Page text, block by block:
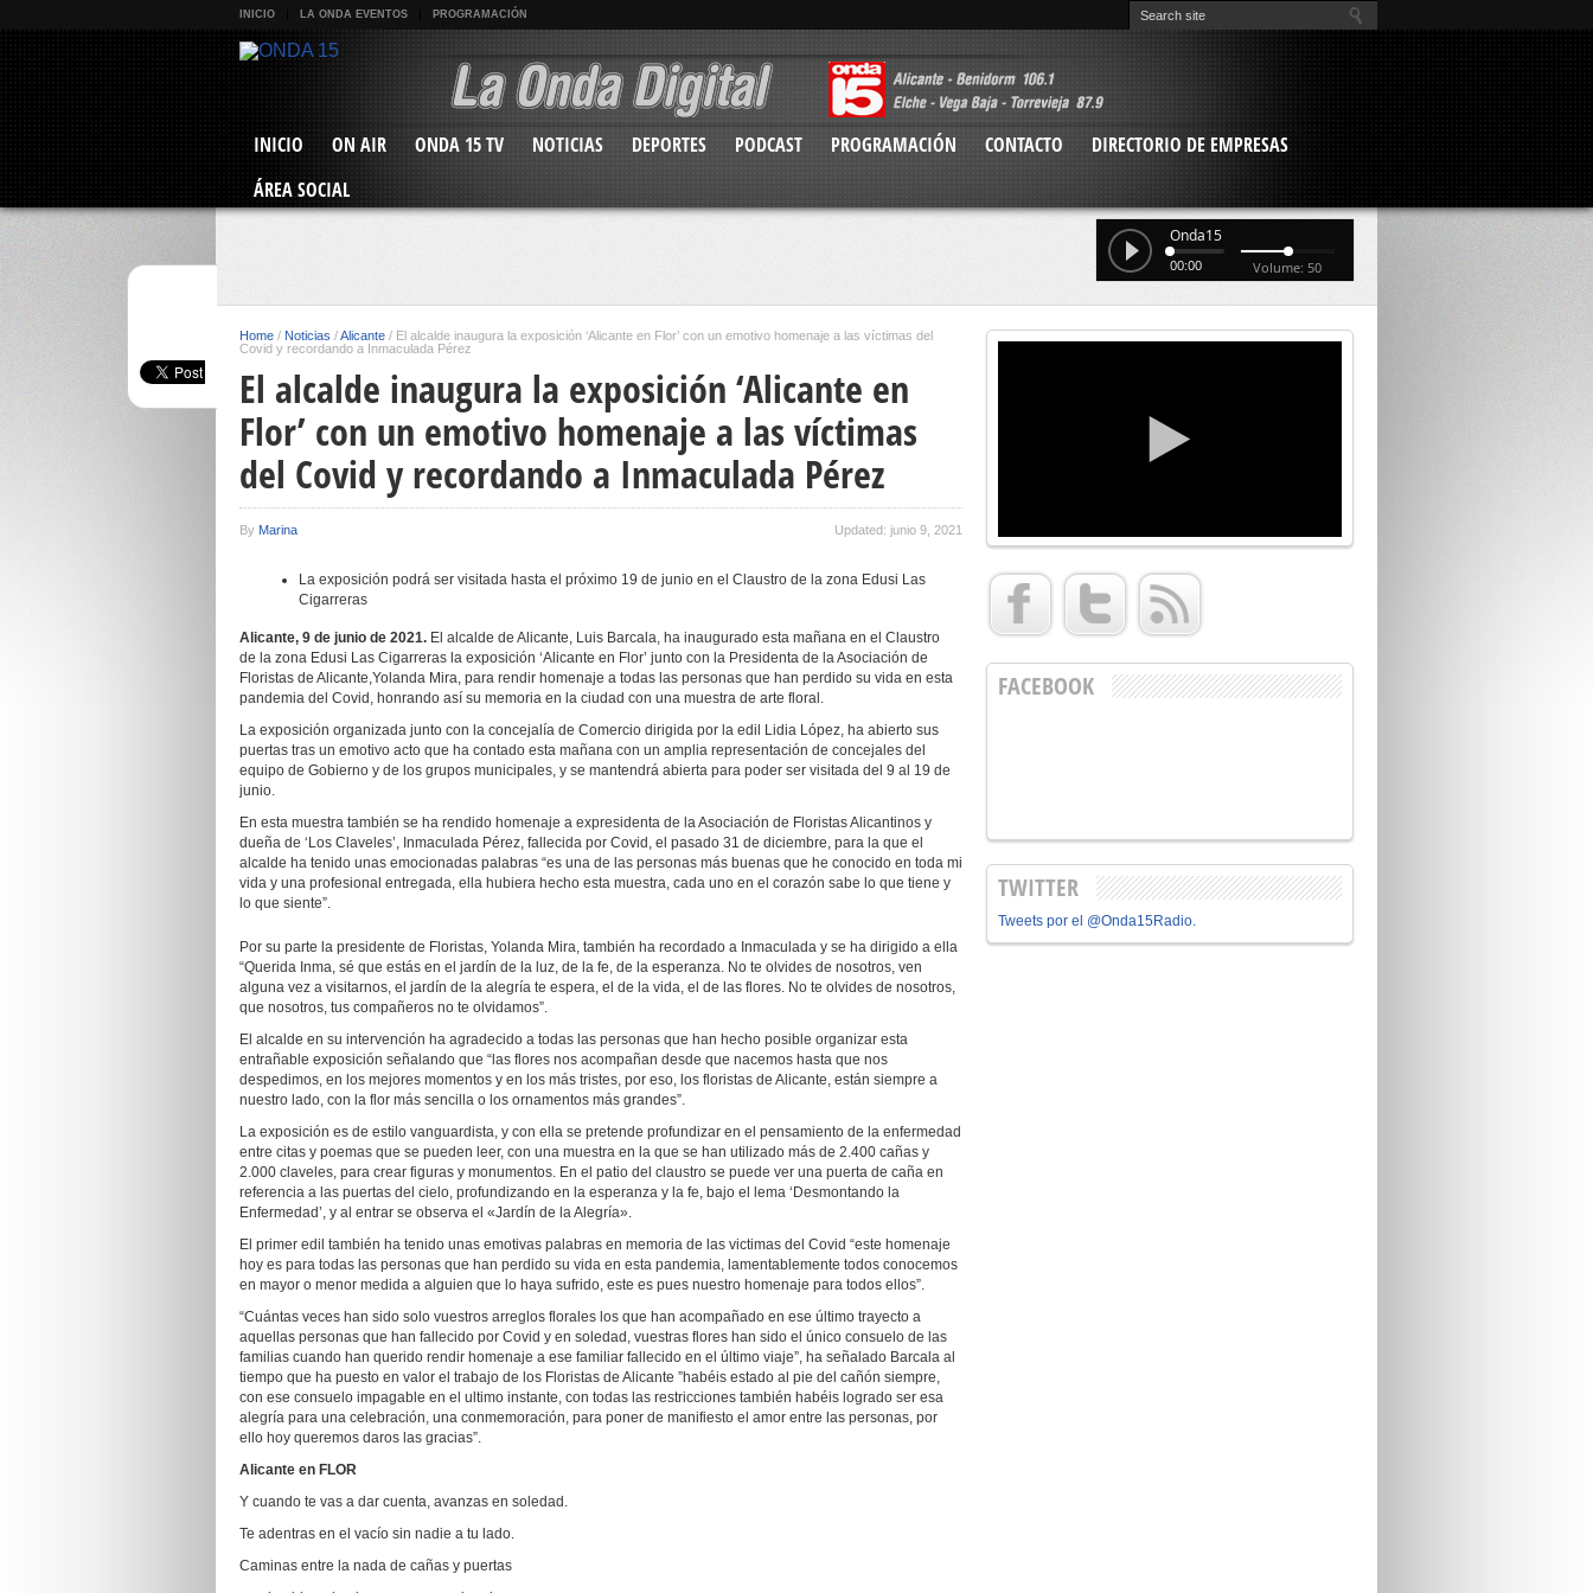
INICIO LA ONDA EVENTOS PROGRAMACIÓN
INICIO ON AIR ONDA 15 TV NOTICIAS DEPORTES PODCAST PROGRAMACIÓN CONTACTO
DIRECTORIO DE EMPRESAS
ÁREA SOCIAL
Onda15
00:00 Volume: 50
Home / Noticias /Alicante / El alcalde inaugura la exposición ‘Alicante en Flor’ con un emotivo homenaje a las víctimas del
Covid y recordando a Inmaculada Pérez
El alcalde inaugura la exposición ‘Alicante en
Flor’ con un emotivo homenaje a las víctimas
del Covid y recordando a Inmaculada Pérez
By Marina Updated: junio 9, 2021
La exposición podrá ser visitada hasta el próximo 19 de junio en el Claustro de la zona Edusi Las
Cigarreras
Alicante, 9 de junio de 2021. El alcalde de Alicante, Luis Barcala, ha inaugurado esta mañana en el Claustro
de la zona Edusi Las Cigarreras la exposición ‘Alicante en Flor’ junto con la Presidenta de la Asociación de
Floristas de Alicante,Yolanda Mira, para rendir homenaje a todas las personas que han perdido su vida en esta
pandemia del Covid, honrando así su memoria en la ciudad con una muestra de arte floral.
La exposición organizada junto con la concejalía de Comercio dirigida por la edil Lidia López, ha abierto sus
puertas tras un emotivo acto que ha contado esta mañana con un amplia representación de concejales del
equipo de Gobierno y de los grupos municipales, y se mantendrá abierta para poder ser visitada del 9 al 19 de
junio.
En esta muestra también se ha rendido homenaje a expresidenta de la Asociación de Floristas Alicantinos y
dueña de ‘Los Claveles’, Inmaculada Pérez, fallecida por Covid, el pasado 31 de diciembre, para la que el
alcalde ha tenido unas emocionadas palabras “es una de las personas más buenas que he conocido en toda mi
vida y una profesional entregada, ella hubiera hecho esta muestra, cada uno en el corazón sabe lo que tiene y
lo que siente”.
Por su parte la presidente de Floristas, Yolanda Mira, también ha recordado a Inmaculada y se ha dirigido a ella
“Querida Inma, sé que estás en el jardín de la luz, de la fe, de la esperanza. No te olvides de nosotros, ven
alguna vez a visitarnos, el jardín de la alegría te espera, el de la vida, el de las flores. No te olvides de nosotros,
que nosotros, tus compañeros no te olvidamos”.
El alcalde en su intervención ha agradecido a todas las personas que han hecho posible organizar esta
entrañable exposición señalando que “las flores nos acompañan desde que nacemos hasta que nos
despedimos, en los mejores momentos y en los más tristes, por eso, los floristas de Alicante, están siempre a
nuestro lado, con la flor más sencilla o los ornamentos más grandes”.
La exposición es de estilo vanguardista, y con ella se pretende profundizar en el pensamiento de la enfermedad
entre citas y poemas que se pueden leer, con una muestra en la que se han utilizado más de 2.400 cañas y
2.000 claveles, para crear figuras y monumentos. En el patio del claustro se puede ver una puerta de caña en
referencia a las puertas del cielo, profundizando en la esperanza y la fe, bajo el lema ‘Desmontando la
Enfermedad’, y al entrar se observa el «Jardín de la Alegría».
El primer edil también ha tenido unas emotivas palabras en memoria de las victimas del Covid “este homenaje
hoy es para todas las personas que han perdido su vida en esta pandemia, lamentablemente todos conocemos
en mayor o menor medida a alguien que lo haya sufrido, este es pues nuestro homenaje para todos ellos”.
“Cuántas veces han sido solo vuestros arreglos florales los que han acompañado en ese último trayecto a
aquellas personas que han fallecido por Covid y en soledad, vuestras flores han sido el único consuelo de las
familias cuando han querido rendir homenaje a ese familiar fallecido en el último viaje”, ha señalado Barcala al
tiempo que ha puesto en valor el trabajo de los Floristas de Alicante ”habéis estado al pie del cañón siempre,
con ese consuelo impagable en el ultimo instante, con todas las restricciones también habéis logrado ser esa
alegría para una celebración, una conmemoración, para poner de manifiesto el amor entre las personas, por
ello hoy queremos daros las gracias”.
Alicante en FLOR
Y cuando te vas a dar cuenta, avanzas en soledad.
Te adentras en el vacío sin nadie a tu lado.
Caminas entre la nada de cañas y puertas
FACEBOOK
TWITTER
Tweets por el @Onda15Radio.